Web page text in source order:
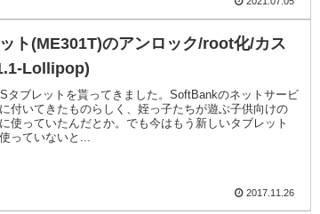
ト(ME301T)のアンロック/root化/カス
Lollipop)
タブレットを貰ってきました。SoftBankのネットサービ
付いてきたものらしく、姪っ子たちが遊ぶ子供向けの
使っていたんだとか。でも今はもう新しいタブレット
っていないと...
2017.11.26